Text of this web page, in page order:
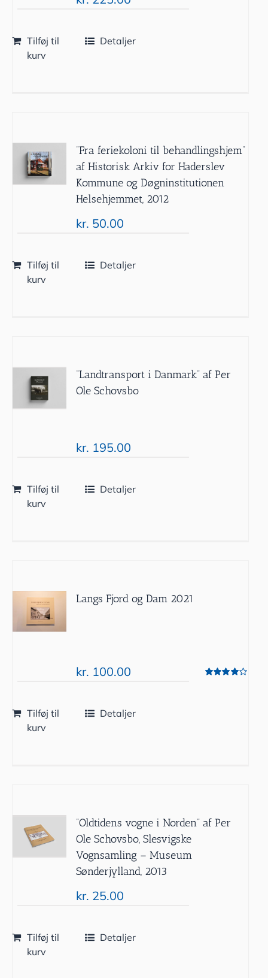
Tilføj til
kurv
Detaljer
”Fra feriekoloni til behandlingshjem”
af Historisk Arkiv for Haderslev
Kommune og Døgninstitutionen
Helsehjemmet, 2012
kr. 50.00
Tilføj til
kurv
Detaljer
“Landtransport i Danmark” af Per
Ole Schovsbo
kr. 195.00
Tilføj til
kurv
Detaljer
Langs Fjord og Dam 2021
kr. 100.00
Tilføj til
kurv
Detaljer
”Oldtidens vogne i Norden” af Per
Ole Schovsbo, Slesvigske
Vognsamling – Museum
Sønderjylland, 2013
kr. 25.00
Tilføj til
kurv
Detaljer